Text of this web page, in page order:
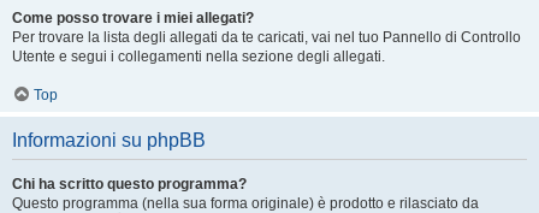
Come posso trovare i miei allegati?
Per trovare la lista degli allegati da te caricati, vai nel tuo Pannello di Controllo
Utente e segui i collegamenti nella sezione degli allegati.
Top
Informazioni su phpBB
Chi ha scritto questo programma?
Questo programma (nella sua forma originale) è prodotto e rilasciato da